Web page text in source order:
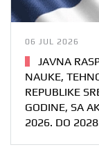
06 JUL 2026
JAVNA
NAUKE,
REPUBLIKE
GODINE, SA
2026. DO